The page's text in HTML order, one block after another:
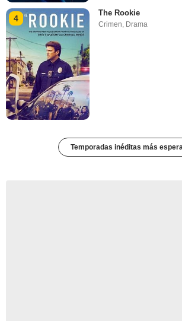
4
The Rookie
Crimen, Drama
Temporadas inéditas más